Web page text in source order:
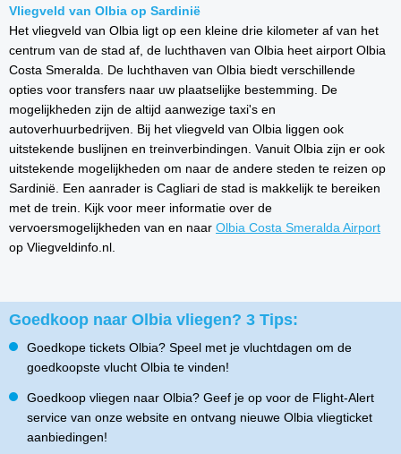
Vliegveld van Olbia op Sardinië
Het vliegveld van Olbia ligt op een kleine drie kilometer af van het
centrum van de stad af, de luchthaven van Olbia heet airport Olbia
Costa Smeralda. De luchthaven van Olbia biedt verschillende
opties voor transfers naar uw plaatselijke bestemming. De
mogelijkheden zijn de altijd aanwezige taxi's en
autoverhuurbedrijven. Bij het vliegveld van Olbia liggen ook
uitstekende buslijnen en treinverbindingen. Vanuit Olbia zijn er ook
uitstekende mogelijkheden om naar de andere steden te reizen op
Sardinië. Een aanrader is Cagliari de stad is makkelijk te bereiken
met de trein. Kijk voor meer informatie over de
vervoersmogelijkheden van en naar Olbia Costa Smeralda Airport
op Vliegveldinfo.nl.
Goedkoop naar Olbia vliegen? 3 Tips:
Goedkope tickets Olbia? Speel met je vluchtdagen om de
goedkoopste vlucht Olbia te vinden!
Goedkoop vliegen naar Olbia? Geef je op voor de Flight-Alert
service van onze website en ontvang nieuwe Olbia vliegticket
aanbiedingen!